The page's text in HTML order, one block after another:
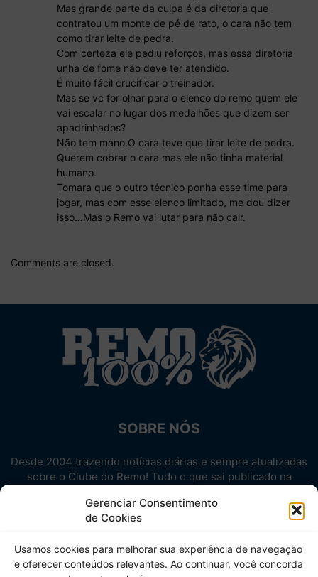
Gerenciar Consentimento
de Cookies
Usamos cookies para melhorar sua experiência de navegação
e oferecer conteúdos relevantes. Ao continuar, você concorda
Mas grande parte da culpa é da diretoria que
contratou um monte de pé de rato, o cara não tem
como tirar leite de pedra.
Com certeza ele pediu reforços, mas essa diretoria
unha de fome não deve ter atendido.
É muito fácil crucificar o treinador.
Mas se vc for olhar para o elenco do remo quem ele
vai escalar no lugar dos medalhões que dizem ser
apadrinhados?
Não tem mano.O cara teve que tirar leite de pedra.
Querem cobrar o cara mas ele não tinha material
humano.
Tomara que o outro técnico ponha esse time para
jogar, mas com esse elenco limitado, me dou dizer
isso…Mas o Remo vai lutar para não cair.
Comments are closed.
SOBRE NÓS
Desde 2004 trazendo notícias diárias e sempre atualizadas
sobre o Clube do Remo! Tudo o que sai publicado na
Aproveite! Site não-oficial.
SIGA-NOS